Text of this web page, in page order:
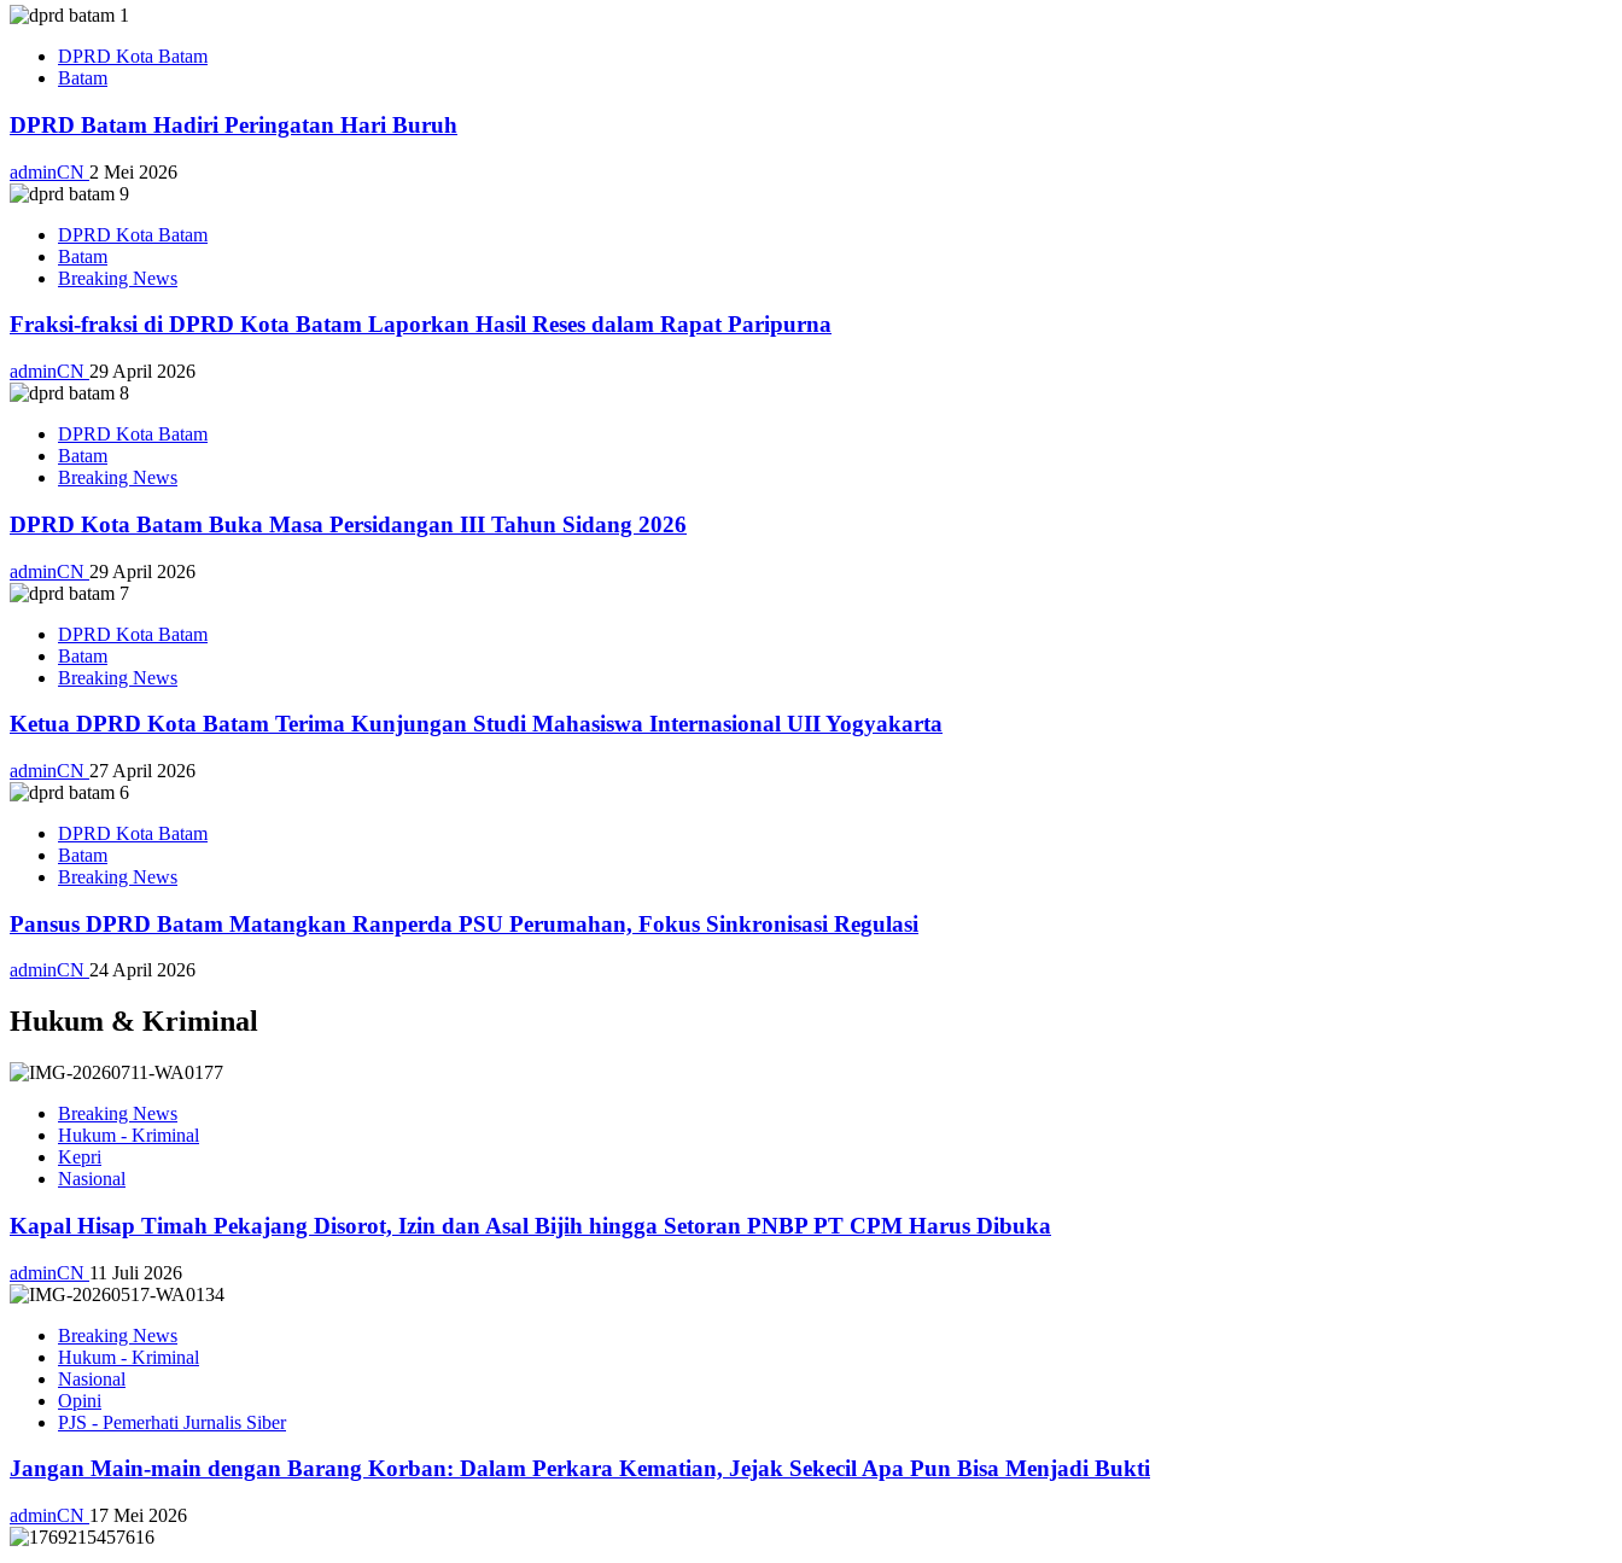
DPRD Kota Batam
Batam
DPRD Batam Hadiri Peringatan Hari Buruh
adminCN 2 Mei 2026
DPRD Kota Batam
Batam
Breaking News
Fraksi-fraksi di DPRD Kota Batam Laporkan Hasil Reses dalam Rapat Paripurna
adminCN 29 April 2026
DPRD Kota Batam
Batam
Breaking News
DPRD Kota Batam Buka Masa Persidangan III Tahun Sidang 2026
adminCN 29 April 2026
DPRD Kota Batam
Batam
Breaking News
Ketua DPRD Kota Batam Terima Kunjungan Studi Mahasiswa Internasional UII Yogyakarta
adminCN 27 April 2026
DPRD Kota Batam
Batam
Breaking News
Pansus DPRD Batam Matangkan Ranperda PSU Perumahan, Fokus Sinkronisasi Regulasi
adminCN 24 April 2026
Hukum & Kriminal
Breaking News
Hukum - Kriminal
Kepri
Nasional
Kapal Hisap Timah Pekajang Disorot, Izin dan Asal Bijih hingga Setoran PNBP PT CPM Harus Dibuka
adminCN 11 Juli 2026
Breaking News
Hukum - Kriminal
Nasional
Opini
PJS - Pemerhati Jurnalis Siber
Jangan Main-main dengan Barang Korban: Dalam Perkara Kematian, Jejak Sekecil Apa Pun Bisa Menjadi Bukti
adminCN 17 Mei 2026